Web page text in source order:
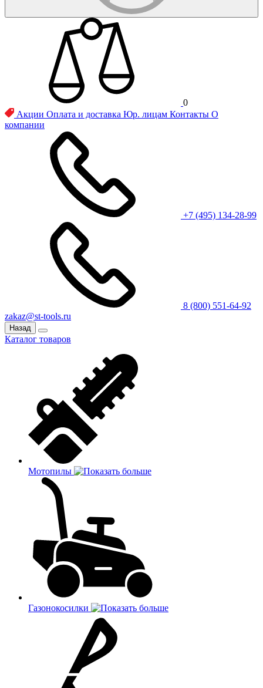
0
Акции Оплата и доставка Юр. лицам Контакты О
компании
+7 (495) 134-28-99
8 (800) 551-64-92
zakaz@st-tools.ru
Назад
Каталог товаров
Мотопилы
Газонокосилки